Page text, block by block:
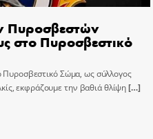
Πυροσβεστών
στο Πυροσβεστικό
Πυροσβεστικό Σώμα, ως σύλλογος
εκφράζουμε την βαθιά θλίψη[…]